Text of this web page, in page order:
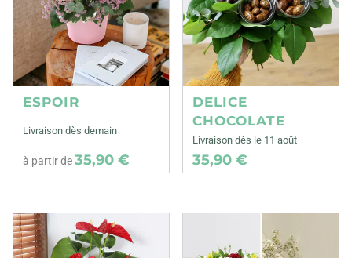
ESPOIR
Livraison dès demain
à partir de35,90 €
DELICE
CHOCOLATE
Livraison dès le 11 août
35,90 €